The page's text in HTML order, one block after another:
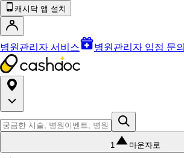
캐시닥 앱 설치
병원관리자 서비스 병원관리자 입점 문의
1 마운자로